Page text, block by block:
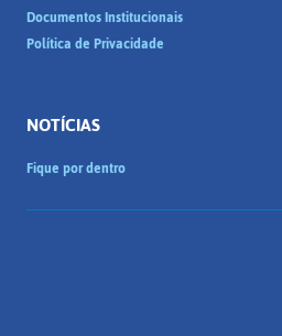
Documentos Institucionais
Política de Privacidade
NOTÍCIAS
Fique por dentro